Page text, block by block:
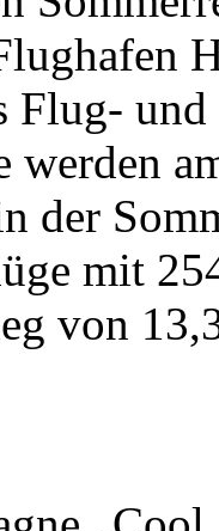
und
werden
der
mit
von